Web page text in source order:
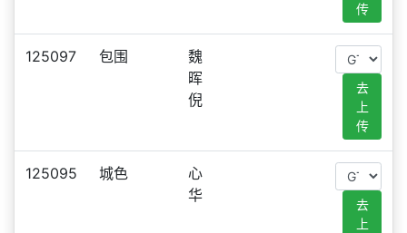
传
125097 包围
魏
晖
倪
去
上
传
125095 城色
心
华
去
上